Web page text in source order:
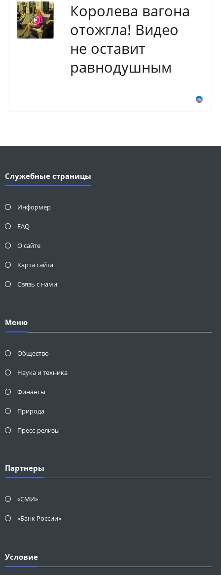
Королева вагона
отожгла! Видео
не оставит
равнодушным
Служебные страницы
Информер
FAQ
О сайте
Карта сайта
Связь с нами
Меню
Общество
Наука и техника
Финансы
Природа
Пресс-релизы
Партнеры
«СМИ»
«Банк России»
Условие